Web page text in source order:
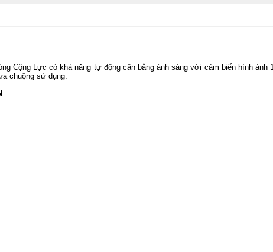
Cộng Lực có khả năng tự động cân bằng ánh sáng với cảm biến hình
chuộng sử dụng.